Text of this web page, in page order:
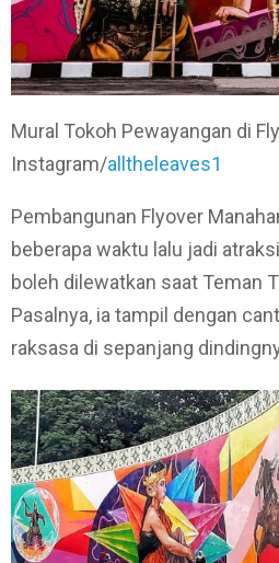
Mural Tokoh Pewayangan di
Instagram/alltheleaves1
Pembangunan Flyover
beberapa waktu lalu jadi
boleh dilewatkan saat Teman
Pasalnya, ia tampil dengan
raksasa di sepanjang